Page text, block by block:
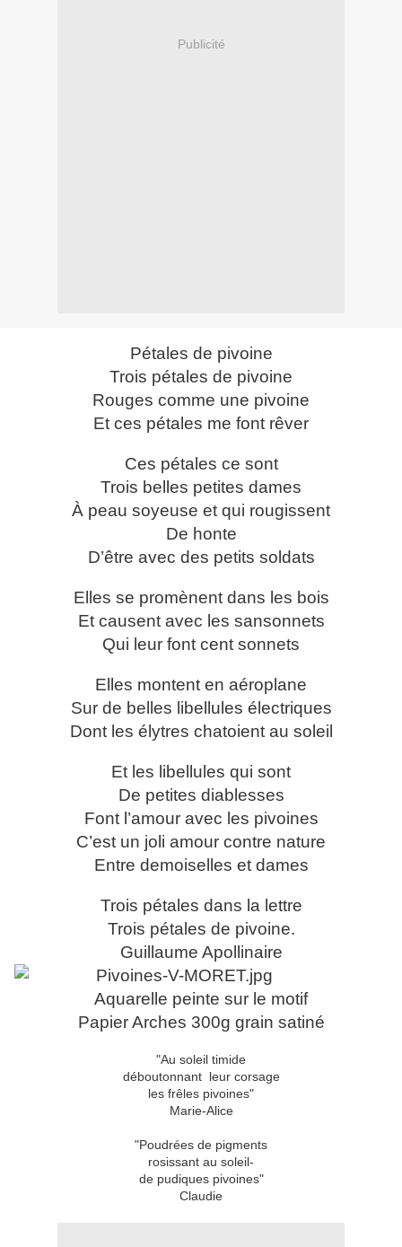
Publicité
Pétales de pivoine
Trois pétales de pivoine
Rouges comme une pivoine
Et ces pétales me font rêver
Ces pétales ce sont
Trois belles petites dames
À peau soyeuse et qui rougissent
De honte
D’être avec des petits soldats
Elles se promènent dans les bois
Et causent avec les sansonnets
Qui leur font cent sonnets
Elles montent en aéroplane
Sur de belles libellules électriques
Dont les élytres chatoient au soleil
Et les libellules qui sont
De petites diablesses
Font l’amour avec les pivoines
C’est un joli amour contre nature
Entre demoiselles et dames
Trois pétales dans la lettre
Trois pétales de pivoine.
Guillaume Apollinaire
Aquarelle peinte sur le motif
Papier Arches 300g grain satiné
"Au soleil timide
déboutonnant leur corsage
les frêles pivoines"
Marie-Alice
"Poudrées de pigments
rosissant au soleil-
de pudiques pivoines"
Claudie